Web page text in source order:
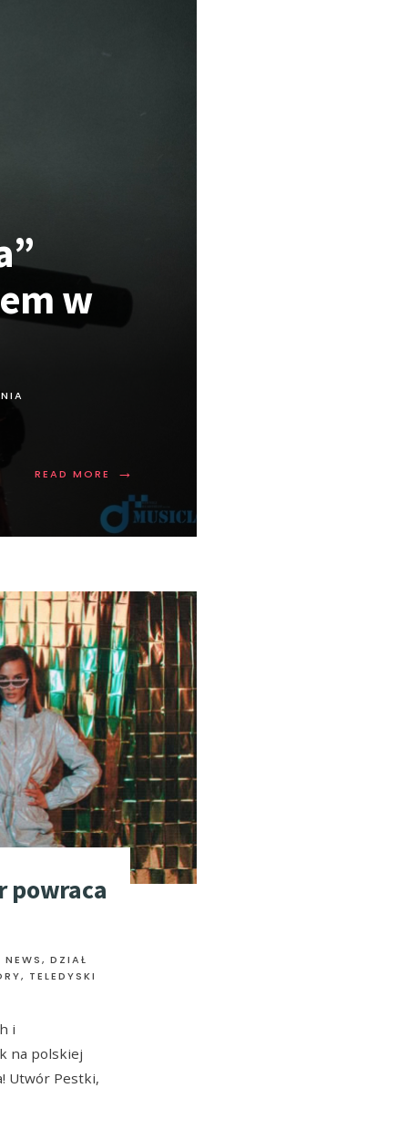
w
READ MORE →
powraca
, DZIAŁ
, TELEDYSKI
i
na polskiej
Utwór Pestki,